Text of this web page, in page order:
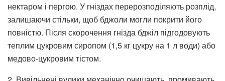
нектаром і пергою. У гніздах перерозподіляють розплід,
залишаючи стільки, щоб бджоли могли покрити його
повністю. Після скорочення гнізда бджіл підгодовують
теплим цукровим сиропом (1,5 кг цукру на 1 л води) або
медово-цукровим тістом.